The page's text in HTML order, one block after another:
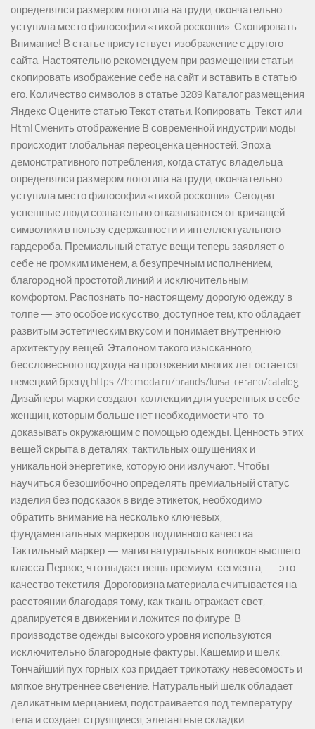
определялся размером логотипа на груди, окончательно
уступила место философии «тихой роскоши». Скопировать
Внимание! В статье присутствует изображение с другого
сайта. Настоятельно рекомендуем при размещении статьи
скопировать изображение себе на сайт и вставить в статью
его. Количество символов в статье 3289 Каталог размещения
Яндекс Оцените статью Текст статьи: Копировать: Текст или
Html Cменить отображение В современной индустрии моды
происходит глобальная переоценка ценностей. Эпоха
демонстративного потребления, когда статус владельца
определялся размером логотипа на груди, окончательно
уступила место философии «тихой роскоши». Сегодня
успешные люди сознательно отказываются от кричащей
символики в пользу сдержанности и интеллектуального
гардероба. Премиальный статус вещи теперь заявляет о
себе не громким именем, а безупречным исполнением,
благородной простотой линий и исключительным
комфортом. Распознать по-настоящему дорогую одежду в
толпе — это особое искусство, доступное тем, кто обладает
развитым эстетическим вкусом и понимает внутреннюю
архитектуру вещей. Эталоном такого изысканного,
бессловесного подхода на протяжении многих лет остается
немецкий бренд https://hcmoda.ru/brands/luisa-cerano/catalog.
Дизайнеры марки создают коллекции для уверенных в себе
женщин, которым больше нет необходимости что-то
доказывать окружающим с помощью одежды. Ценность этих
вещей скрыта в деталях, тактильных ощущениях и
уникальной энергетике, которую они излучают. Чтобы
научиться безошибочно определять премиальный статус
изделия без подсказок в виде этикеток, необходимо
обратить внимание на несколько ключевых,
фундаментальных маркеров подлинного качества.
Тактильный маркер — магия натуральных волокон высшего
класса Первое, что выдает вещь премиум-сегмента, — это
качество текстиля. Дороговизна материала считывается на
расстоянии благодаря тому, как ткань отражает свет,
драпируется в движении и ложится по фигуре. В
производстве одежды высокого уровня используются
исключительно благородные фактуры: Кашемир и шелк.
Тончайший пух горных коз придает трикотажу невесомость и
мягкое внутреннее свечение. Натуральный шелк обладает
деликатным мерцанием, подстраивается под температуру
тела и создает струящиеся, элегантные складки.